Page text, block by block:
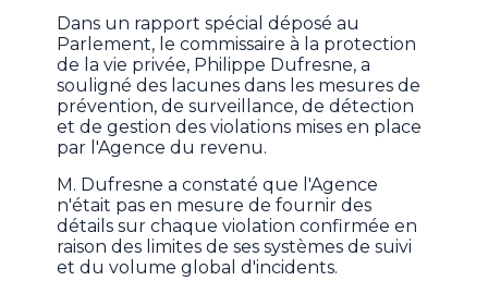
Dans un rapport spécial déposé au
Parlement, le commissaire à la protection
de la vie privée, Philippe Dufresne, a
souligné des lacunes dans les mesures de
prévention, de surveillance, de détection
et de gestion des violations mises en place
par l'Agence du revenu.
M. Dufresne a constaté que l'Agence
n'était pas en mesure de fournir des
détails sur chaque violation confirmée en
raison des limites de ses systèmes de suivi
et du volume global d'incidents.